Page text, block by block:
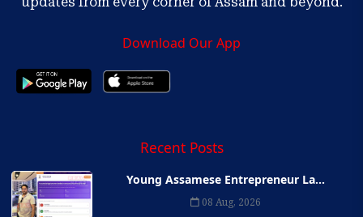
Download Our App
Recent Posts
Young Assamese Entrepreneur La...
08 Aug, 2026